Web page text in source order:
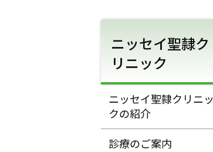
ニッセイ聖隷ク
リニック
ニッセイ聖隷クリニッ
クの紹介
診療のご案内